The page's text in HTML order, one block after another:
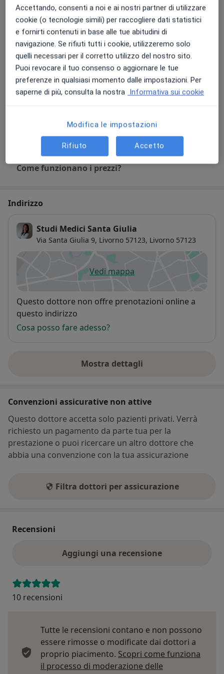
Ecografia ostetrica 3D/4D
170 € Dettagli
Pap test
10 € Dettagli
Prima visita ginecologica + ecografia
+ 4 prestazioni
Come funzionano i prezzi?
Indirizzo
Studi Medici Santa Giulia
Via Santa Giulia 9, Livorno 57123, Livorno 57123
Vedi mappasi apre in una nuova scheda
Disponibilità
Questo dottore non offre prenotazioni online a
questo indirizzo
Cosa posso fare adesso?
Mostra dettagli
sull'indirizzo
Convenzioni assicurative non attive
Questo dottore accetta solo pazienti privati. Verrà
richiesto un pagamento da parte tua per la
prestazione o puoi ricercare un altro dottore che
abbia una convenzione con la tua assicurazione
Filtra dottori per assicurazione
Recensioni
Aggiungi una recensione
10 recensioni
Tutte le recensioni contano e non possono
essere rimosse o modificate dai dottori a
proprio piacimento. Scopri come funziona
il processo di moderazione delle
Accettando, consenti a noi e ai nostri partner di utilizzare
cookie (o tecnologie simili) per raccogliere dati statistici
e fornirti contenuti in base alle tue abitudini di
navigazione. Se rifiuti tutti i cookie, utilizzeremo solo
quelli necessari per il corretto utilizzo del nostro sito.
Puoi revocare il tuo consenso o aggiornare le tue
preferenze in qualsiasi momento dalle impostazioni. Per
saperne di più, consulta la nostra Informativa sui cookie
Modifica le impostazioni
Rifiuto Accetto